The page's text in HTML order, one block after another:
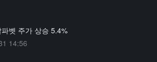
벳 주가 상승 5.4%
14:56